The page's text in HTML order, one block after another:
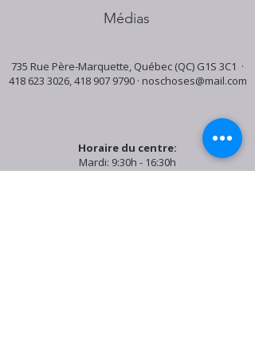
Médias
735 Rue Père-Marquette, Québec (QC) G1S 3C1 ·
418 623 3026,418 907 9790· noschoses@mail.com
Horaire du centre:
Mardi: 9:30h - 16:30h